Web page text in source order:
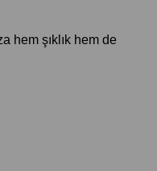
hem şıklık hem de